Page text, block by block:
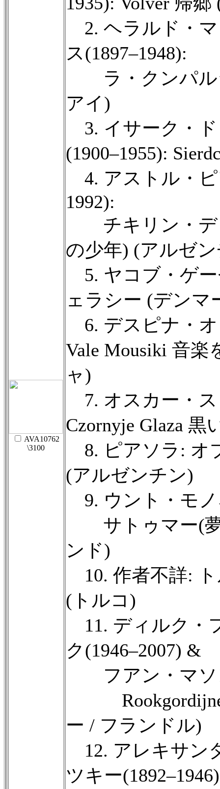
AVA10762
\3100
2. ヘラルド・
ス(1897–1948):
ラ・クンパル
アイ)
3. イサーク・
(1900–1955):
4. アストル・ピ
1992):
チキリン・デ
の少年) (アルゼ
5. ヤコブ・ゲー
ェラシー (デンマ
6. デスピナ・オ
Vale Mousiki 音
ャ)
7. オスカー・
Czornyje Glaza 黒
8. ピアソラ: オ
(アルゼンチン)
9. ウント・モノ
サトゥマー(夢
ンド)
10. 作者不詳:
(トルコ)
11. ディルク・
ク(1946–2007) &
フアン・マソ
ー / フランドル)
12. アレキサン
ツキー